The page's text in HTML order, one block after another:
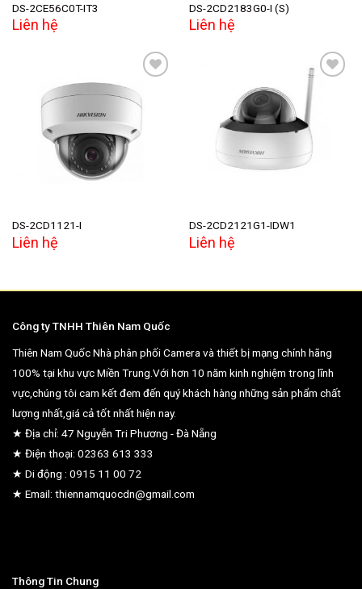
DS-2CE56C0T-IT3
Liên hệ
DS-2CD2183G0-I (S)
Liên hệ
wishlist
DS-2CD1121-I
Liên hệ
wishlist
DS-2CD2121G1-IDW1
Liên hệ
Công ty TNHH Thiên Nam Quốc
Thiên Nam Quốc Nhà phân phối Camera và thiết bị mạng chính hãng
100% tại khu vực Miền Trung.Với hơn 10 năm kinh nghiệm trong lĩnh
vực,chúng tôi cam kết đem đến quý khách hàng những sản phẩm chất
lượng nhất,giá cả tốt nhất hiện nay.
★ Địa chỉ: 47 Nguyễn Tri Phương - Đà Nẵng
★ Điện thoại: 02363 613 333
★ Di động : 0915 11 00 72
★ Email: thiennamquocdn@gmail.com
Thông Tin Chung